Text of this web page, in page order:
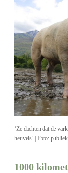
‘Ze dachten dat de
heuvels’ | Foto:
1000